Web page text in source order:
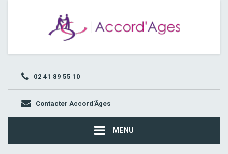
02 41 89 55 10
Contacter Accord'Âges
MENU